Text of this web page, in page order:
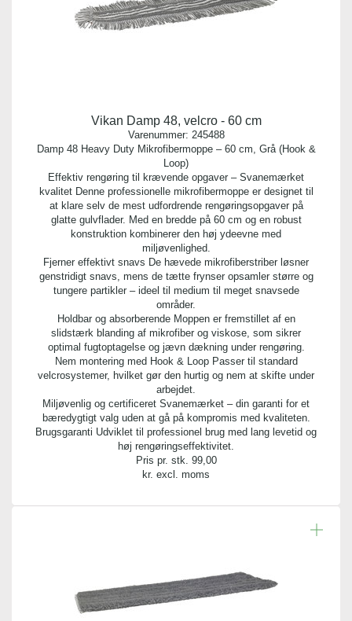
Vikan Damp 48, velcro - 60 cm
Varenummer: 245488
Damp 48 Heavy Duty Mikrofibermoppe – 60 cm, Grå (Hook &
Loop)
Effektiv rengøring til krævende opgaver – Svanemærket
kvalitet Denne professionelle mikrofibermoppe er designet til
at klare selv de mest udfordrende rengøringsopgaver på
glatte gulvflader. Med en bredde på 60 cm og en robust
konstruktion kombinerer den høj ydeevne med
miljøvenlighed.
Fjerner effektivt snavs De hævede mikrofiberstriber løsner
genstridigt snavs, mens de tætte frynser opsamler større og
tungere partikler – ideel til medium til meget snavsede
områder.
Holdbar og absorberende Moppen er fremstillet af en
slidstærk blanding af mikrofiber og viskose, som sikrer
optimal fugtoptagelse og jævn dækning under rengøring.
Nem montering med Hook & Loop Passer til standard
velcrosystemer, hvilket gør den hurtig og nem at skifte under
arbejdet.
Miljøvenlig og certificeret Svanemærket – din garanti for et
bæredygtigt valg uden at gå på kompromis med kvaliteten.
Brugsgaranti Udviklet til professionel brug med lang levetid og
høj rengøringseffektivitet.
Pris pr. stk. 99,00
kr. excl. moms